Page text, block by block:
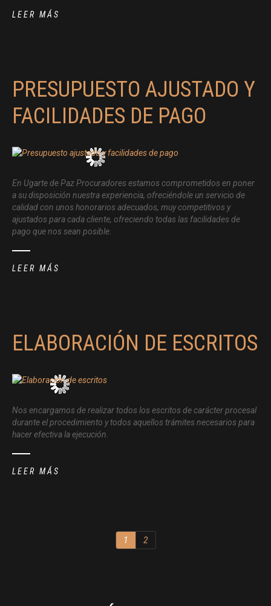
LEER MÁS
PRESUPUESTO AJUSTADO Y
FACILIDADES DE PAGO
En Ugarte de Paz Procuradores estamos comprometidos en poner
a su disposición nuestra experiencia, ofreciéndole un servicio de
calidad con unos honorarios adecuados, muy competitivos y
ajustados para cada cliente, ofreciendo todas las facilidades de
pago que nos sean posible.
LEER MÁS
ELABORACIÓN DE ESCRITOS
Nos encargamos de realizar todos los escritos de carácter procesal
durante el procedimiento y todos aquellos trámites necesarios para
hacer efectiva la ejecución.
LEER MÁS
1 2